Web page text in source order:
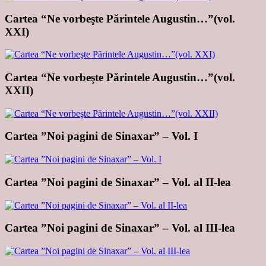
Cartea “Ne vorbeşte Părintele Augustin…”(vol.
XXI)
Cartea “Ne vorbeşte Părintele Augustin…”(vol.
XXII)
Cartea ”Noi pagini de Sinaxar” – Vol. I
Cartea ”Noi pagini de Sinaxar” – Vol. al II-lea
Cartea ”Noi pagini de Sinaxar” – Vol. al III-lea